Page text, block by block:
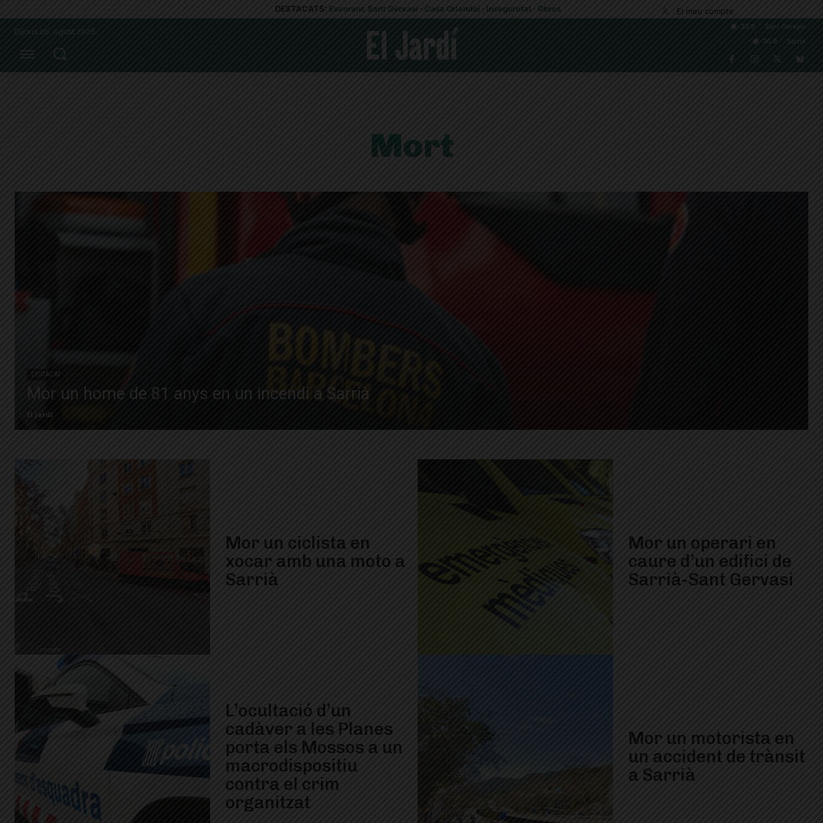
DESTACATS: Esvoranc Sant Gervasi · Casa Orlandai · Inseguretat · Obres El meu compte
Dijous 06, agost 2026
30.9
Sant Gervasi
30.9
Sarrià
Mort
DESTACAT
Mor un home de 81 anys en un incendi a Sarrià
El Jardí
Mor un ciclista en
xocar amb una moto a
Sarrià
Mor un operari en
caure d’un edifici de
Sarrià-Sant Gervasi
L’ocultació d’un
cadàver a les Planes
porta els Mossos a un
macrodispositiu
contra el crim
organitzat
Mor un motorista en
un accident de trànsit
a Sarrià